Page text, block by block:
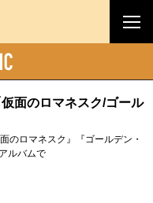
面のロマネスク/ゴール
のロマネスク』『ゴールデン・
ルバムで